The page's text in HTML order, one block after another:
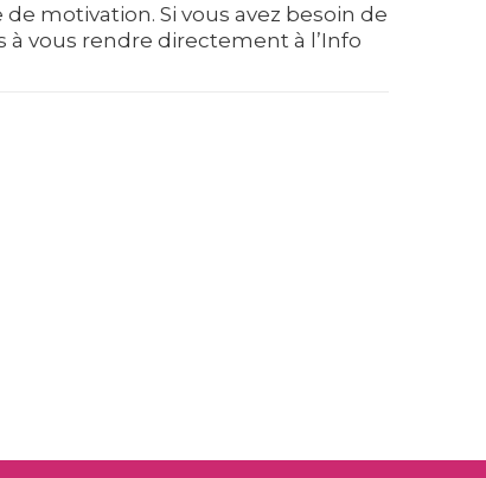
motivation. Si vous avez besoin de
à vous rendre directement à l’Info